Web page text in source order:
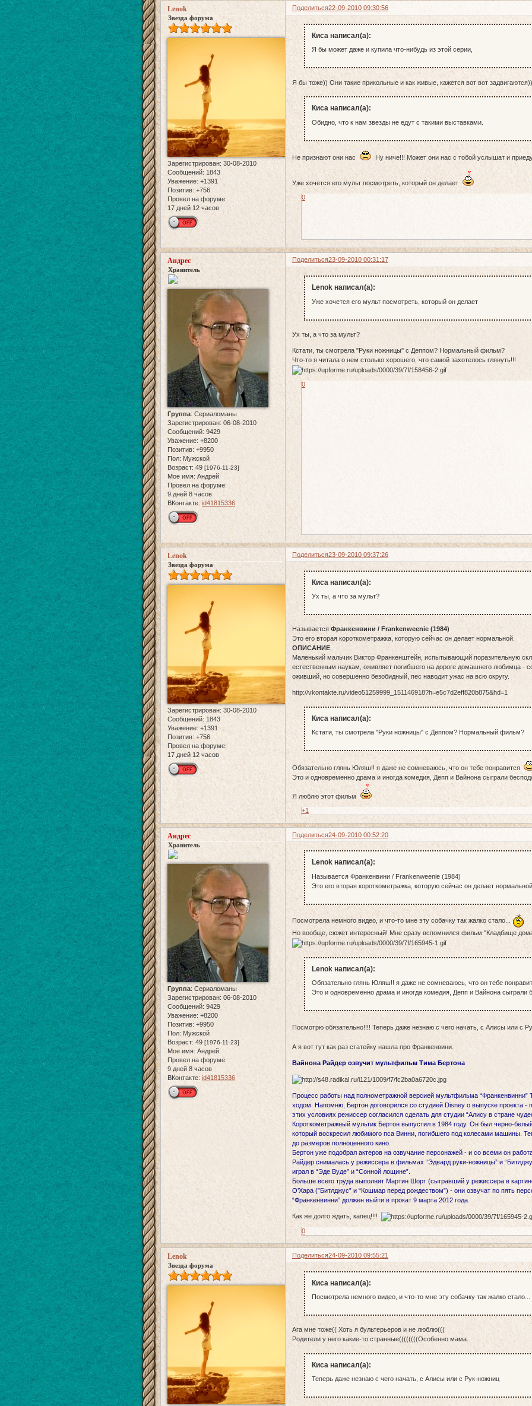
Поделиться22-09-2010 09:30:56
Lenok
Звезда форума
Зарегистрирован: 30-08-2010
Сообщений:1843
Уважение: +1391
Позитив: +756
Провел на форуме:
17 дней 12 часов
Киса написал(а):
Я бы может даже и купила что-нибудь из этой серии,
Я бы тоже)) Они такие прикольные и как живые, кажется вот вот
Киса написал(а):
Обидно, что к нам звезды не едут с такими выставками.
Не признают они нас Ну ниче!!! Может они нас с тобой услышат и
Уже хочется его мульт посмотреть, который он делает
0
Поделиться23-09-2010 00:31:17
Андрес
Хранитель
Группа: Сериаломаны
Зарегистрирован: 06-08-2010
Сообщений: 9429
Уважение: +8200
Позитив: +9950
Пол: Мужской
Возраст: 49 [1976-11-23]
Мое имя: Андрей
Провел на форуме:
9 дней 8 часов
ВКонтакте: id41815336
Lenok написал(а):
Уже хочется его мульт посмотреть, который он делает
Ух ты, а что за мульт?
Кстати, ты смотрела "Руки ножницы'' с Деппом? Нормальный фильм?
Что-то я читала о нем столько хорошего, что самой захотелось глянуть!!!
0
Поделиться23-09-2010 09:37:26
Lenok
Звезда форума
Зарегистрирован: 30-08-2010
Сообщений: 1843
Уважение: +1391
Позитив: +756
Провел на форуме:
17 дней 12 часов
Киса написал(а):
Ух ты, а что за мульт?
НазываетсяФранкенвини / Frankenweenie (1984)
Это его вторая короткометражка, которую сейчас он делает нормальной.
ОПИСАНИЕ
Маленький мальчик Виктор Франкенштейн, испытывающий поразительную
естественным наукам, оживляет погибшего на дороге домашнего любимца -
оживший, но совершенно безобидный, пес наводит ужас на всю округу.
http://vkontakte.ru/video51259999_151146918?h=e5c7d2eff820b875&hd=1
Киса написал(а):
Кстати, ты смотрела "Руки ножницы'' с Деппом? Нормальный фильм?
Обязательно глянь Юляш!! я даже не сомневаюсь, что он тебе понравится
Это и одновременно драма и иногда комедия, Депп и Вайнона сыграли
Я люблю этот фильм
+1
Поделиться24-09-2010 00:52:20
Андрес
Хранитель
Группа: Сериаломаны
Зарегистрирован: 06-08-2010
Сообщений: 9429
Уважение: +8200
Позитив: +9950
Пол: Мужской
Возраст: 49 [1976-11-23]
Мое имя: Андрей
Провел на форуме:
9 дней 8 часов
ВКонтакте: id41815336
Lenok написал(а):
Называется Франкенвини / Frankenweenie (1984)
Это его вторая короткометражка, которую сейчас он делает
Посмотрела немного видео, и что-то мне эту собачку так жалко стало...
Но вообще, сюжет интересный! Мне сразу вспомнился фильм ''Кладбище
Lenok написал(а):
Обязательно глянь Юляш!! я даже не сомневаюсь, что он тебе
Это и одновременно драма и иногда комедия, Депп и Вайнона сыграли
Посмотрю обязательно!!!! Теперь даже незнаю с чего начать, с Алисы или с
А я вот тут как раз статейку нашла про Франкенвини.
Вайнона Райдер озвучит мультфильм Тима Бертона
Процесс работы над полнометражной версией мультфильма
ходом. Напомню, Бертон договорился со студией Disney о выпуске проекта -
этих условиях режиссер согласился сделать для студии “Алису в стране
Короткометражный мультик Бертон выпустил в 1984 году. Он был черно-
который воскресил любимого пса Винни, погибшего под колесами машины.
до размеров полноценного кино.
Бертон уже подобрал актеров на озвучание персонажей - и со всеми он
Райдер снималась у режиссера в фильмах “Эдвард руки-ножницы” и
играл в “Эде Вуде” и “Сонной лощине”.
Больше всего труда выполнят Мартин Шорт (сыгравший у режиссера в
О’Хара (”Битлджус” и “Кошмар перед рождеством”) - они озвучат по пять
“Франкенвинни” должен выйти в прокат 9 марта 2012 года.
Как же долго ждать, капец!!!!
0
Поделиться24-09-2010 09:55:21
Lenok
Звезда форума
Киса написал(а):
Посмотрела немного видео, и что-то мне эту собачку так жалко стало...
Ага мне тоже(( Хоть я бультерьеров и не люблю(((
Родители у него какие-то странные((((((((Особенно мама.
Киса написал(а):
Теперь даже незнаю с чего начать, с Алисы или с Рук-ножниц